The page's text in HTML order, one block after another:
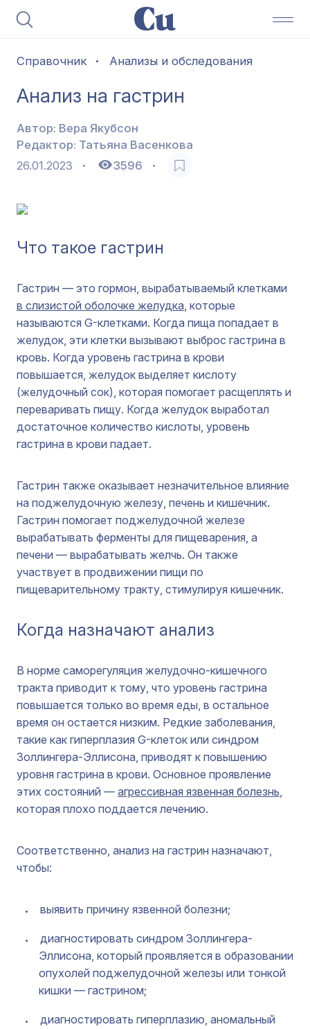
Справочник Анализы и обследования
Анализ на гастрин
Автор: Вера Якубсон
Редактор: Татьяна Васенкова
26.01.2023
3596
Что такое гастрин
Гастрин — это гормон, вырабатываемый клетками
в слизистой оболочке желудка, которые
называются G-клетками. Когда пища попадает в
желудок, эти клетки вызывают выброс гастрина в
кровь. Когда уровень гастрина в крови
повышается, желудок выделяет кислоту
(желудочный сок), которая помогает расщеплять и
переваривать пищу. Когда желудок выработал
достаточное количество кислоты, уровень
гастрина в крови падает.
Гастрин также оказывает незначительное влияние
на поджелудочную железу, печень и кишечник.
Гастрин помогает поджелудочной железе
вырабатывать ферменты для пищеварения, а
печени — вырабатывать желчь. Он также
участвует в продвижении пищи по
пищеварительному тракту, стимулируя кишечник.
Когда назначают анализ
В норме саморегуляция желудочно-кишечного
тракта приводит к тому, что уровень гастрина
повышается только во время еды, в остальное
время он остается низким. Редкие заболевания,
такие как гиперплазия G-клеток или синдром
Золлингера-Эллисона, приводят к повышению
уровня гастрина в крови. Основное проявление
этих состояний — агрессивная язвенная болезнь,
которая плохо поддается лечению.
Соответственно, анализ на гастрин назначают,
чтобы:
выявить причину язвенной болезни;
диагностировать синдром Золлингера-
Эллисона, который проявляется в образовании
опухолей поджелудочной железы или тонкой
кишки — гастрином;
диагностировать гиперплазию, аномальный